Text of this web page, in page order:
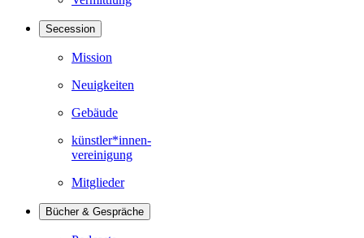
Secession
Mission
Neuigkeiten
Gebäude
künstler*innen-
vereinigung
Mitglieder
Bücher & Gespräche